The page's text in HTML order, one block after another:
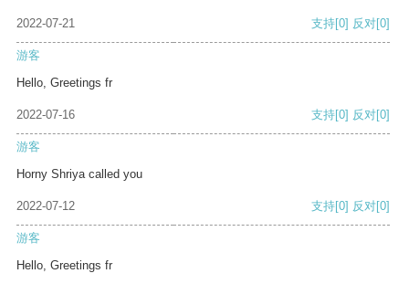
2022-07-21 支持[0] 反对[0]
游客
Hello, Greetings fr
2022-07-16 支持[0] 反对[0]
游客
Horny Shriya called you
2022-07-12 支持[0] 反对[0]
游客
Hello, Greetings fr